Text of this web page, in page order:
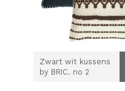
Zwart wit kussens
by BRIC. no 2